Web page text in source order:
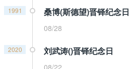
1991 桑博(斯德望)晋铎纪念日
08/28
2020 刘武涛()晋铎纪念日
08/22